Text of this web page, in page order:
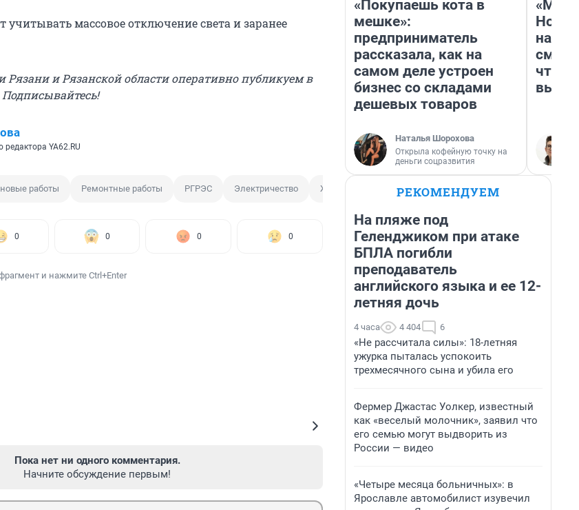
учитывать массовое отключение света и заранее
и Рязанской области оперативно публикуем в
Подписывайтесь!
редактора YA62.RU
работы Ремонтные работы РГРЭС Электричество ЖКХ
0 0 0 0
и нажмите Ctrl+Enter
Пока нет ни одного комментария.
Начните обсуждение первым!
«Покупаешь кота в
мешке»:
предприниматель
рассказала, как на
самом деле устроен
бизнес со складами
дешевых товаров
Наталья Шорохова
Открыла кофейную точку на
деньги соцразвития
«Мы
РЕКОМЕНДУЕМ
На пляже под
Геленджиком при атаке
БПЛА погибли
преподаватель
английского языка и ее 12-
летняя дочь
4 часа 4 404 6
«Не рассчитала силы»: 18-летняя
ужурка пыталась успокоить
трехмесячного сына и убила его
Фермер Джастас Уолкер, известный
как «веселый молочник», заявил что
его семью могут выдворить из
России — видео
«Четыре месяца больничных»: в
Ярославле автомобилист изувечил